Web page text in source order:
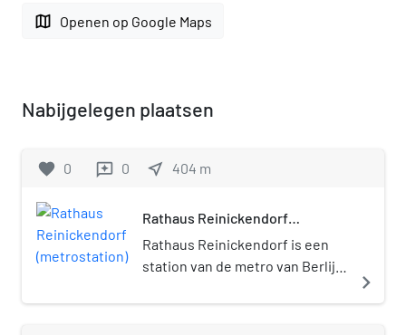
map Openen op Google Maps
Nabijgelegen plaatsen
favorite 0 reviews 0 near_me 404 m
Rathaus Reinickendorf
Rathaus Reinickendorf is een
station van de metro van Berlijn
(district Reinickendorf). Het
navigate_next